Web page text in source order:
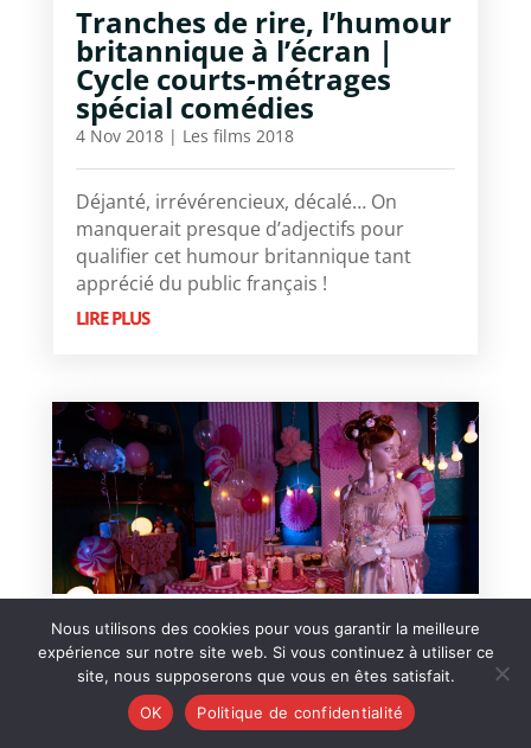
Tranches de rire, l’humour
britannique à l’écran |
Cycle courts-métrages
spécial comédies
4 Nov 2018| Les films 2018
Déjanté, irrévérencieux, décalé… On
manquerait presque d’adjectifs pour
qualifier cet humour britannique tant
apprécié du public français !
LIRE PLUS
PIN CUSHION | Avant-
première nationale
4 Nov 2018| Les avant-premières,Les films
Nous utilisons des cookies pour vous garantir la meilleure
expérience sur notre site web. Si vous continuez à utiliser ce
site, nous supposerons que vous en êtes satisfait.
OK
Politique de confidentialité